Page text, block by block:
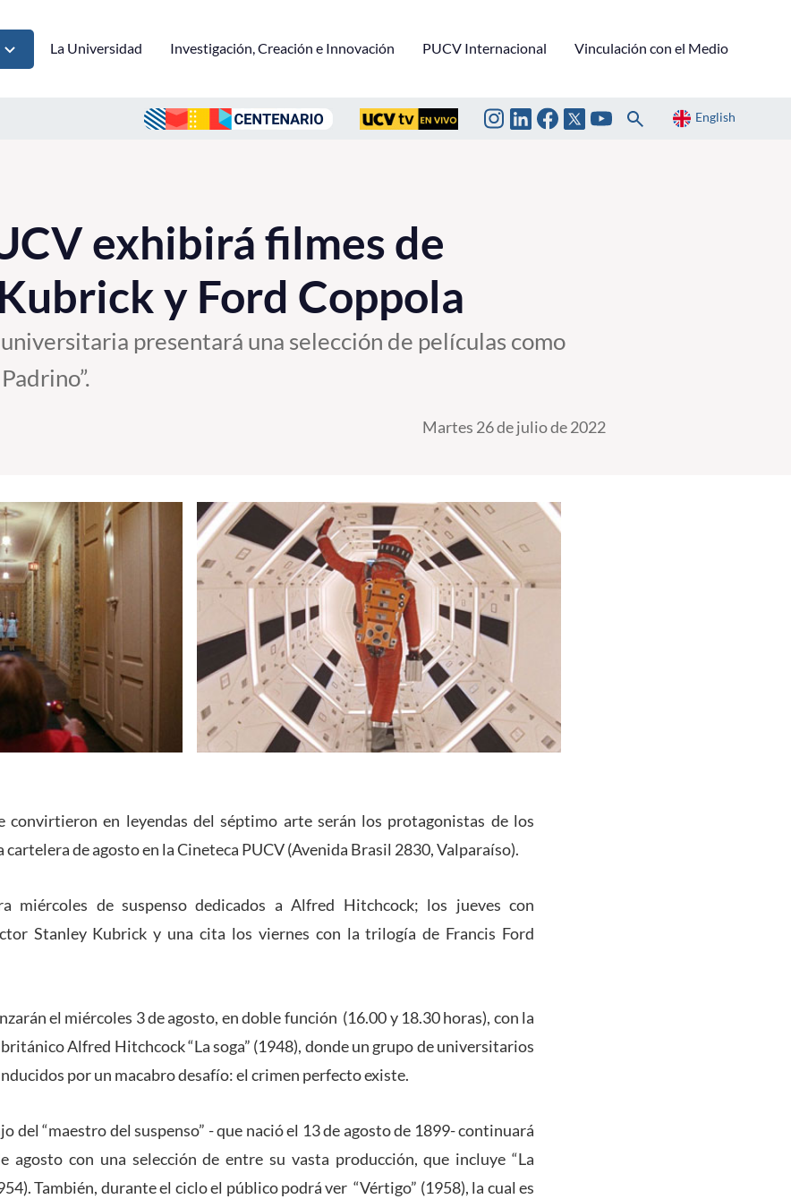
La Universidad Investigación, Creación e Innovación PUCV Internacional Vinculación con el Medio
English
exhibirá filmes de
y Ford Coppola
presentará una selección de películas como
Martes 26 de julio de 2022
convirtieron en leyendas del séptimo arte serán los protagonistas de los
cartelera de agosto en la Cineteca PUCV (Avenida Brasil 2830, Valparaíso).
miércoles de suspenso dedicados a Alfred Hitchcock; los jueves con
Stanley Kubrick y una cita los viernes con la trilogía de Francis Ford
el miércoles 3 de agosto, en doble función (16.00 y 18.30 horas), con la
Alfred Hitchcock “La soga” (1948), donde un grupo de universitarios
por un macabro desafío: el crimen perfecto existe.
del “maestro del suspenso” - que nació el 13 de agosto de 1899- continuará
agosto con una selección de entre su vasta producción, que incluye “La
También, durante el ciclo el público podrá ver “Vértigo” (1958), la cual es